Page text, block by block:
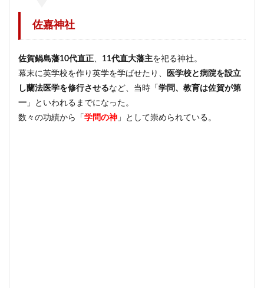
佐嘉神社
佐賀鍋島藩10代直正、11代直大藩主を祀る神社。
幕末に英学校を作り英学を学ばせたり、
医学校と病院を設立
し蘭法医学を修行させるなど、当時「 学問、教育は佐賀が第
一 」といわれるまでになった。
数々の功績から「 学問の神 」として崇められている。